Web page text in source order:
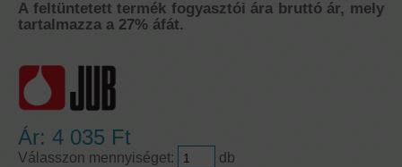
A feltüntetett termék fogyasztói ára bruttó ár, mely
tartalmazza a 27% áfát.
Ár: 4 035 Ft
Válasszon mennyiséget: db